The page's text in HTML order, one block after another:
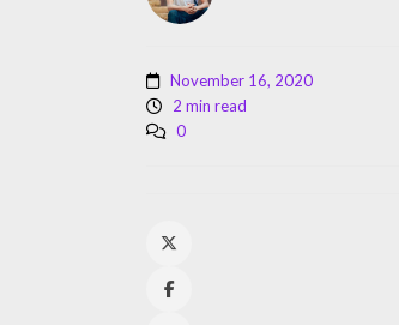
November 16, 2020
2 min read
0